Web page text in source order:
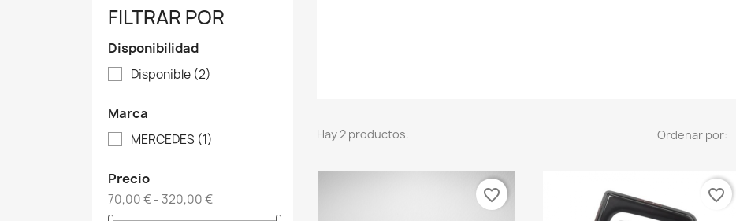
FILTRAR POR
Disponibilidad
Disponible (2)
Marca
MERCEDES (1)
Precio
70,00 € - 320,00 €
Hay 2 productos. Ordenar por:
favorite_border favorite_border